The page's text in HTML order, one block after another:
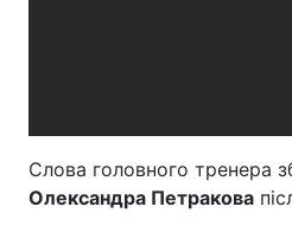
Слова головного тренера
Олександра Петракова